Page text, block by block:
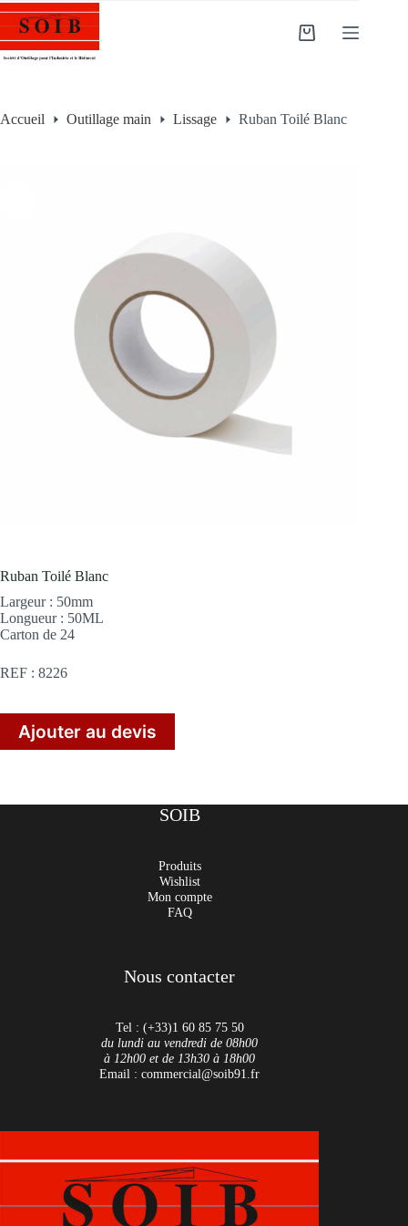
Accueil Outillage main Lissage Ruban Toilé Blanc
Ruban Toilé Blanc
Largeur : 50mm
Longueur : 50ML
Carton de 24
REF : 8226
Ajouter au devis
SOIB
Produits
Wishlist
Mon compte
FAQ
Nous contacter
Tel : (+33)1 60 85 75 50
du lundi au vendredi de 08h00
à 12h00 et de 13h30 à 18h00
Email : commercial@soib91.fr